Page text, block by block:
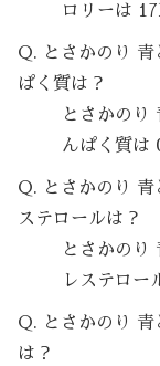
ロリーは
Q. とさかのり
ぱく質は？
とさかのり
んぱく質は
Q. とさかのり 青
ステロールは？
とさかのり
レステロー
Q. とさかのり
は？